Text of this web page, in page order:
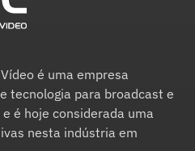
é uma empresa
tecnologia para broadcast e
é hoje considerada uma
nesta indústria em